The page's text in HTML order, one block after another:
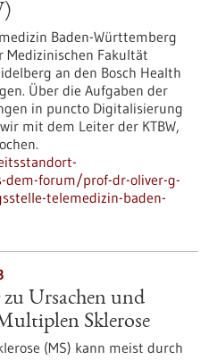
Baden-Württemberg
Medizinischen Fakultät
an den Bosch Health
Über die Aufgaben der
in puncto Digitalisierung
mit dem Leiter der KTBW,
forum/prof-dr-oliver-g-
telemedizin-baden-
Ursachen und
Sklerose
(MS) kann meist durch